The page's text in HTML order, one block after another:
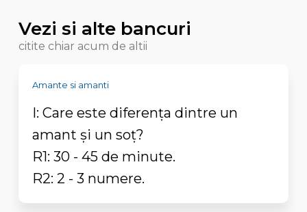
Vezi si alte bancuri
citite chiar acum de altii
Amante si amanti
I: Care este diferența dintre un
amant și un soț?
R1: 30 - 45 de minute.
R2: 2 - 3 numere.